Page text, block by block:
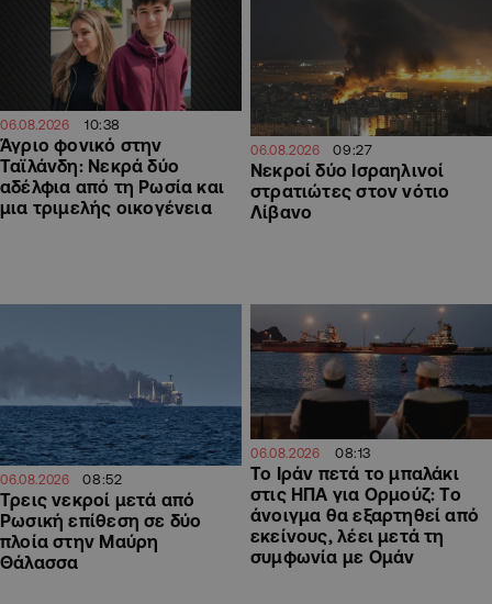
06.08.2026 10:38
Άγριο φονικό στην
Ταϊλάνδη: Νεκρά δύο
αδέλφια από τη Ρωσία και
μια τριμελής οικογένεια
06.08.2026 09:27
Νεκροί δύο Ισραηλινοί
στρατιώτες στον νότιο
Λίβανο
06.08.2026 08:52
Τρεις νεκροί μετά από
Ρωσική επίθεση σε δύο
πλοία στην Μαύρη
Θάλασσα
06.08.2026 08:13
Το Ιράν πετά το μπαλάκι
στις ΗΠΑ για Ορμούζ: Το
άνοιγμα θα εξαρτηθεί από
εκείνους, λέει μετά τη
συμφωνία με Ομάν